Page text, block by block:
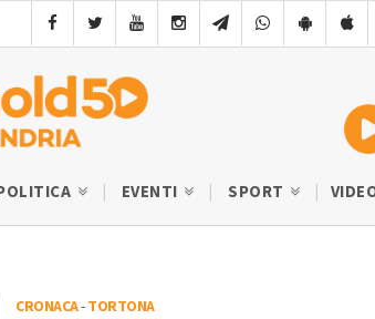
EVENTI SPORT
CRONACA-TORTONA